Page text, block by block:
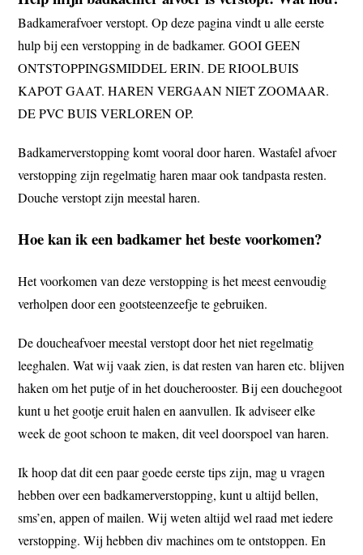
Badkamerafvoer verstopt.Op deze pagina vindt u alle eerste
hulp bij een verstopping in de badkamer.GOOI GEEN
ONTSTOPPINGSMIDDEL ERIN.DE RIOOLBUIS
KAPOT GAAT.HAREN VERGAAN NIET ZOOMAAR.
DE PVC BUIS VERLOREN OP.
Badkamerverstopping komt vooral door haren.Wastafel afvoer
verstopping zijn regelmatig haren maar ook tandpasta resten.
Douche verstopt zijn meestal haren.
Hoe kan ik een badkamer het beste voorkomen?
Het voorkomen van deze verstopping is het meest eenvoudig
verholpen door een gootsteenzeefje te gebruiken.
De doucheafvoer meestal verstopt door het niet regelmatig
leeghalen.Wat wij vaak zien, is dat resten van haren etc. blijven
haken om het putje of in het doucherooster.Bij een douchegoot
kunt u het gootje eruit halen en aanvullen.Ik adviseer elke
week de goot schoon te maken, dit veel doorspoel van haren.
Ik hoop dat dit een paar goede eerste tips zijn, mag u vragen
hebben over een badkamerverstopping, kunt u altijd bellen,
sms’en, appen of mailen.Wij weten altijd wel raad met iedere
verstopping.Wij hebben div machines om te ontstoppen.En